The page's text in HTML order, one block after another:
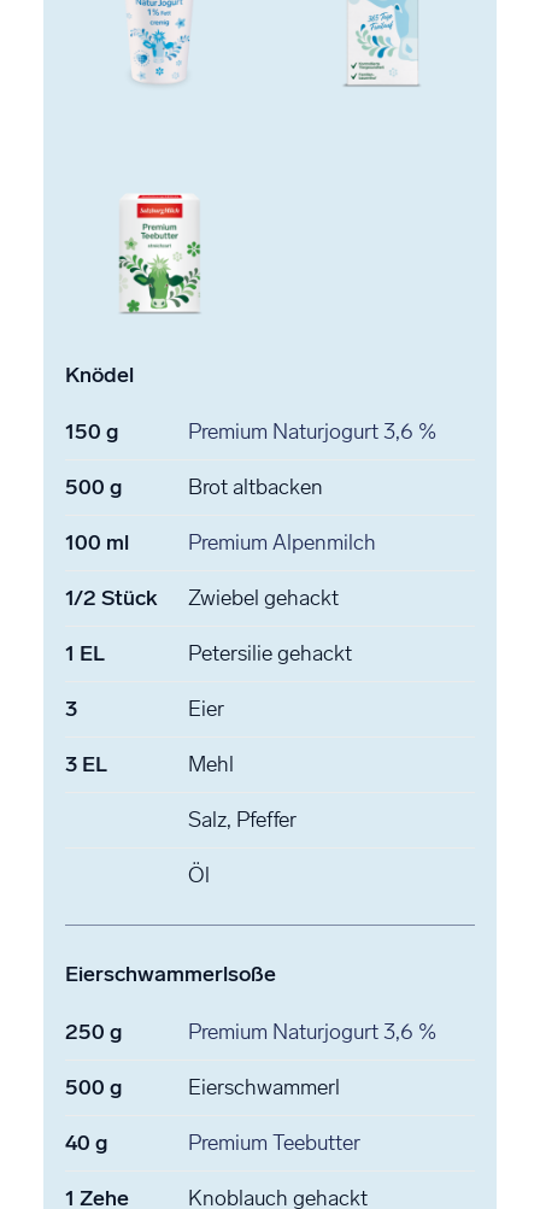
Knödel
150 g Premium Naturjogurt3,6 %
500 g Brot altbacken
100 ml Premium Alpenmilch
1/2 Stück Zwiebel gehackt
1 EL Petersiliegehackt
3 Eier
3 EL Mehl
Salz, Pfeffer
Öl
Eierschwammerlsoße
250 g Premium Naturjogurt3,6 %
500 g Eierschwammerl
40 g Premium Teebutter
1 Zehe Knoblauch gehackt